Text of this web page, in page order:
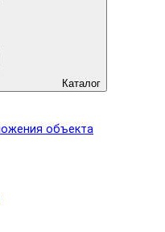
Каталог
объекта